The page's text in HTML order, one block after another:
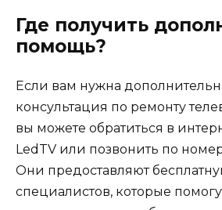
Где получить
помощь?
Если вам нужна
консультация по ремонту
вы можете обратиться в
LedTV или позвонить по
Они предоставляют
специалистов, которые